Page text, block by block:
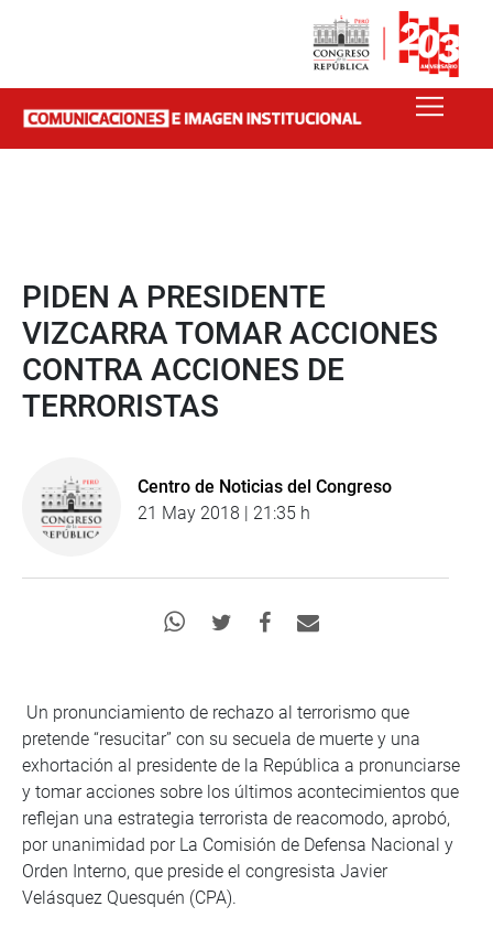
PIDEN A PRESIDENTE
VIZCARRA TOMAR ACCIONES
CONTRA ACCIONES DE
TERRORISTAS
Centro de Noticias del Congreso
21 May 2018 | 21:35 h
Un pronunciamiento de rechazo al terrorismo que
pretende “resucitar” con su secuela de muerte y una
exhortación al presidente de la República a pronunciarse
y tomar acciones sobre los últimos acontecimientos que
reflejan una estrategia terrorista de reacomodo, aprobó,
por unanimidad por La Comisión de Defensa Nacional y
Orden Interno, que preside el congresista Javier
Velásquez Quesquén (CPA).